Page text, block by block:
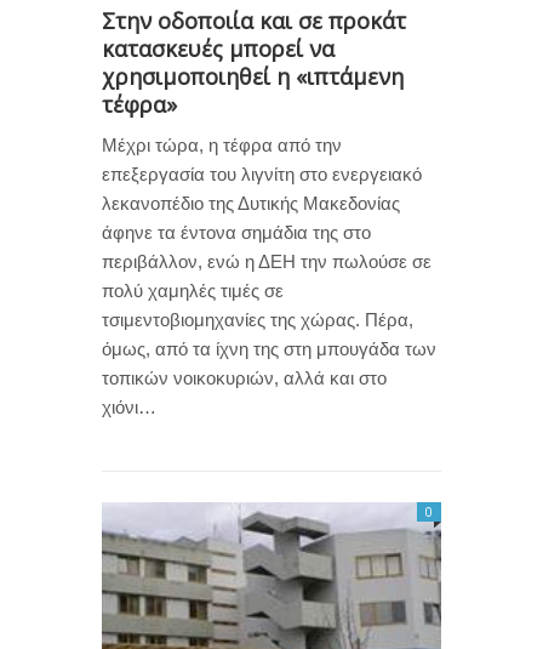
Στην οδοποιία και σε προκάτ
κατασκευές μπορεί να
χρησιμοποιηθεί η «ιπτάμενη
τέφρα»
Μέχρι τώρα, η τέφρα από την
επεξεργασία του λιγνίτη στο ενεργειακό
λεκανοπέδιο της Δυτικής Μακεδονίας
άφηνε τα έντονα σημάδια της στο
περιβάλλον, ενώ η ΔΕΗ την πωλούσε σε
πολύ χαμηλές τιμές σε
τσιμεντοβιομηχανίες της χώρας. Πέρα,
όμως, από τα ίχνη της στη μπουγάδα των
τοπικών νοικοκυριών, αλλά και στο
χιόνι…
0